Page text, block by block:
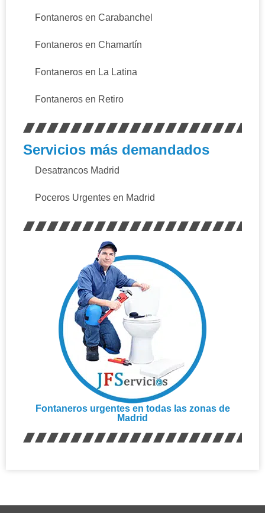
Fontaneros en Carabanchel
Fontaneros en Chamartín
Fontaneros en La Latina
Fontaneros en Retiro
Servicios más demandados
Desatrancos Madrid
Poceros Urgentes en Madrid
Fontaneros urgentes en todas las zonas de
Madrid